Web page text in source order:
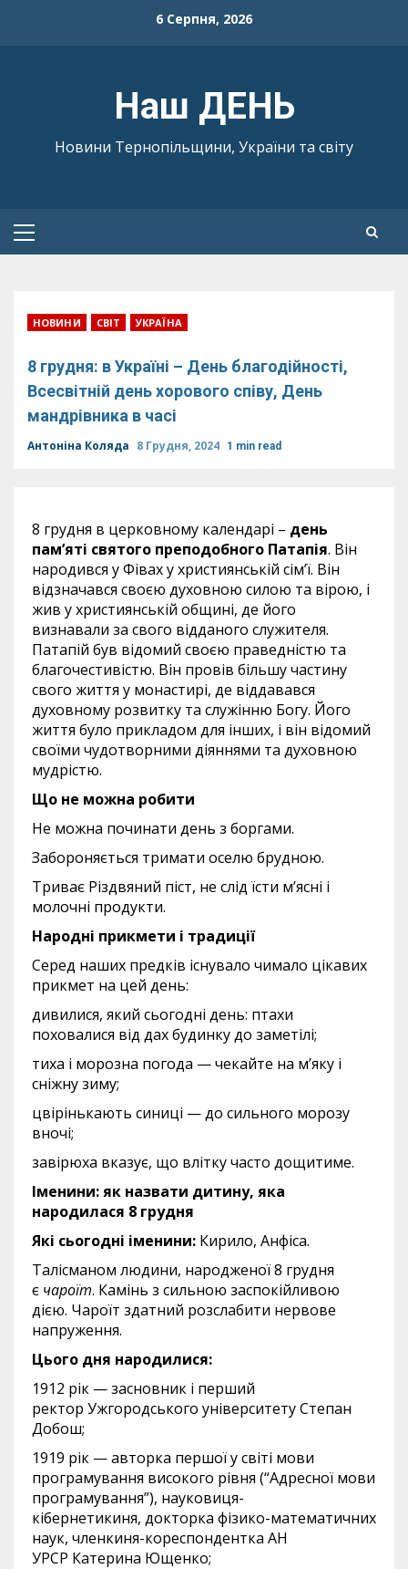
6 Серпня, 2026
Наш ДЕНЬ
Новини Тернопільщини, України та світу
Primary
НОВИНИ СВІТ УКРАЇНА
8 грудня: в Україні – День благодійності,
Всесвітній день хорового співу, День
мандрівника в часі
Антоніна Коляда 8 Грудня, 2024 1 min read
8 грудня в церковному календарі – день
пам’яті святого преподобного Патапія. Він
народився у Фівах у християнській сім’ї. Він
відзначався своєю духовною силою та вірою, і
жив у християнській общині, де його
визнавали за свого відданого служителя.
Патапій був відомий своєю праведністю та
благочестивістю. Він провів більшу частину
свого життя у монастирі, де віддавався
духовному розвитку та служінню Богу. Його
життя було прикладом для інших, і він відомий
своїми чудотворними діяннями та духовною
мудрістю.
Що не можна робити
Не можна починати день з боргами.
Забороняється тримати оселю брудною.
Триває Різдвяний піст, не слід їсти м’ясні і
молочні продукти.
Народні прикмети і традиції
Серед наших предків існувало чимало цікавих
прикмет на цей день:
дивилися, який сьогодні день: птахи
поховалися від дах будинку до заметілі;
тиха і морозна погода — чекайте на м’яку і
сніжну зиму;
цвірінькають синиці — до сильного морозу
вночі;
завірюха вказує, що влітку часто дощитиме.
Іменини: як назвати дитину, яка
народилася 8 грудня
Які сьогодні іменини: Кирило, Анфіса.
Талісманом людини, народженої 8 грудня
є чароїт. Камінь з сильною заспокійливою
дією. Чароїт здатний розслабити нервове
напруження.
Цього дня народилися:
1912 рік — засновник і перший
ректор Ужгородського університету Степан
Добош;
1919 рік — авторка першої у світі мови
програмування високого рівня (“Адресної мови
програмування”), науковиця-
кібернетикиня, докторка фізико-математичних
наук, членкиня-кореспондентка АН
УРСР Катерина Ющенко;